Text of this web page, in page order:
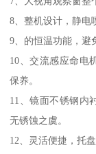
8、整机设计，静电
9、的恒温功能，避
10、交流感应命电
保养。
11、镜面不锈钢内
无锈蚀之虞。
12、灵活便捷，托